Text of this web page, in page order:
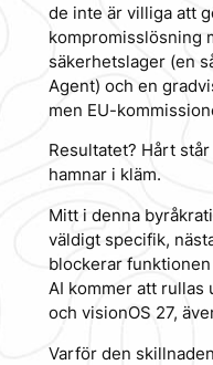
de inte är villiga att
kompromisslösning
säkerhetslager (en
Agent) och en
men EU-
Resultatet? Hårt
hamnar i kläm.
Mitt i denna
väldigt specifik,
blockerar funktionen
AI kommer att rullas
och visionOS 27,
Varför den